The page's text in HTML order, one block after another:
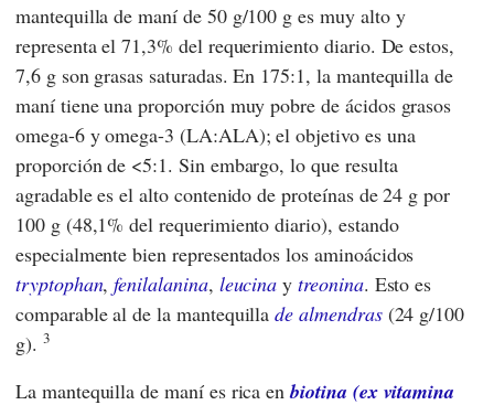
mantequilla de maní de 50 g/100 g es muy alto y
representa el 71,3% del requerimiento diario. De estos,
7,6 g son grasas saturadas. En 175:1, la mantequilla de
maní tiene una proporción muy pobre de ácidos grasos
omega-6 y omega-3 (LA:ALA); el objetivo es una
proporción de <5:1. Sin embargo, lo que resulta
agradable es el alto contenido de proteínas de 24 g por
100 g (48,1% del requerimiento diario), estando
especialmente bien representados los aminoácidos
tryptophan,fenilalanina, leucina ytreonina. Esto es
comparable al de la mantequillade almendras(24 g/100
g). 3
La mantequilla de maní es rica enbiotina (ex vitamina